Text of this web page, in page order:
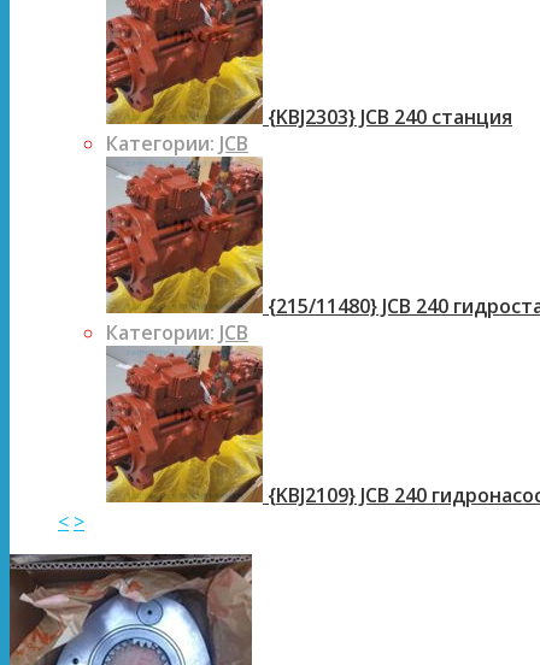
{KBJ2303} JCB 240 станция
Категории: JCB
{215/11480} JCB 240
Категории: JCB
{KBJ2109} JCB 240
< >